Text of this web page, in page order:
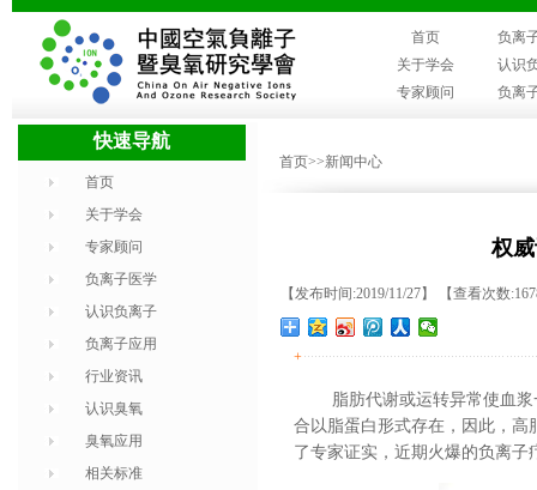
首页
负离
关于学会
认识
专家顾问
负离
快速导航
首页
关于学会
专家顾问
负离子医学
认识负离子
负离子应用
行业资讯
认识臭氧
臭氧应用
相关标准
首页>>新闻中心
权
【发布时间:2019/11/27】 【查看次数
+
脂肪代谢或运转异常使血
合以脂蛋白形式存在，因此，高
了专家证实，近期火爆的负离子